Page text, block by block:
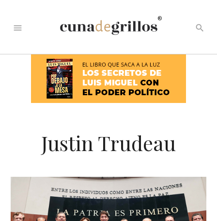
menu
®
search
Justin Trudeau